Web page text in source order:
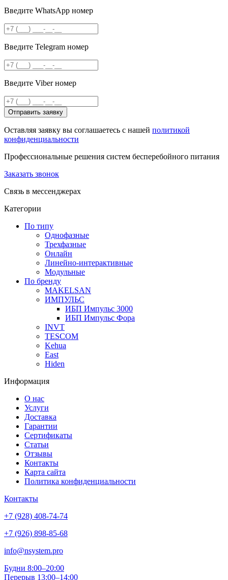
Введите WhatsApp номер
Введите Telegram номер
Введите Viber номер
Отправить заявку
Оставляя заявку вы соглашаетесь с нашей политикой
конфиденциальности
Профессиональные решения систем бесперебойного питания
Заказать звонок
Связь в мессенджерах
Категории
По типу
Однофазные
Трехфазные
Онлайн
Линейно-интерактивные
Модульные
По бренду
MAKELSAN
ИМПУЛЬС
ИБП Импульс 3000
ИБП Импульс Фора
INVT
TESCOM
Kehua
East
Hiden
Информация
О нас
Услуги
Доставка
Гарантии
Сертификаты
Статьи
Отзывы
Контакты
Карта сайта
Политика конфиденциальности
Контакты
+7 (928) 408-74-74
+7 (926) 898-85-68
info@nsystem.pro
Будни 8:00–20:00
Перерыв 13:00–14:00